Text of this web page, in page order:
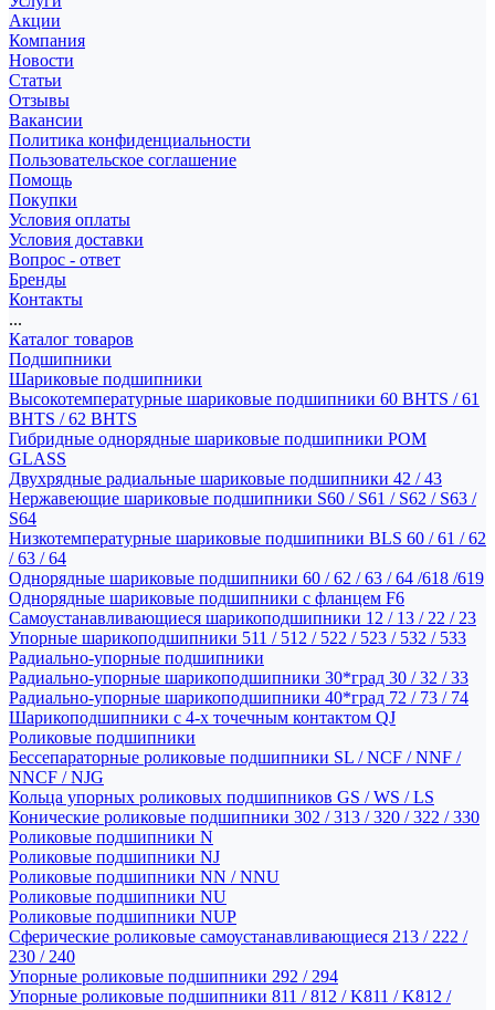
Акции
Компания
Новости
Статьи
Отзывы
Вакансии
Политика конфиденциальности
Пользовательское соглашение
Помощь
Покупки
Условия оплаты
Условия доставки
Вопрос - ответ
Бренды
Контакты
...
Каталог товаров
Подшипники
Шариковые подшипники
Высокотемпературные шариковые подшипники 60 BHTS / 61
BHTS / 62 BHTS
Гибридные однорядные шариковые подшипники POM
GLASS
Двухрядные радиальные шариковые подшипники 42 / 43
Нержавеющие шариковые подшипники S60 / S61 / S62 / S63 /
S64
Низкотемпературные шариковые подшипники BLS 60 / 61 / 62
/ 63 / 64
Однорядные шариковые подшипники 60 / 62 / 63 / 64 /618 /619
Однорядные шариковые подшипники с фланцем F6
Самоустанавливающиеся шарикоподшипники 12 / 13 / 22 / 23
Упорные шарикоподшипники 511 / 512 / 522 / 523 / 532 / 533
Радиально-упорные подшипники
Радиально-упорные шарикоподшипники 30*град 30 / 32 / 33
Радиально-упорные шарикоподшипники 40*град 72 / 73 / 74
Шарикоподшипники с 4-х точечным контактом QJ
Роликовые подшипники
Бессепараторные роликовые подшипники SL / NCF / NNF /
NNCF / NJG
Кольца упорных роликовых подшипников GS / WS / LS
Конические роликовые подшипники 302 / 313 / 320 / 322 / 330
Роликовые подшипники N
Роликовые подшипники NJ
Роликовые подшипники NN / NNU
Роликовые подшипники NU
Роликовые подшипники NUP
Сферические роликовые самоустанавливающиеся 213 / 222 /
230 / 240
Упорные роликовые подшипники 292 / 294
Упорные роликовые подшипники 811 / 812 / K811 / K812 /